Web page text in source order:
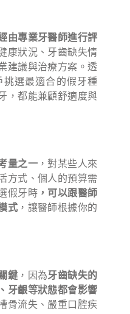
由專業牙醫師進行評
康狀況、牙齒缺失情
建議與治療方案。透
選最適合的假牙種
，都能兼顧舒適度與
量之一 ，對某些人來
方式、個人的預算需
假牙時 ，可以跟醫師
式 ，讓醫師根據你的
鍵 ，因為牙齒缺失的
牙齦等狀態都會影響
骨流失、嚴重口腔疾